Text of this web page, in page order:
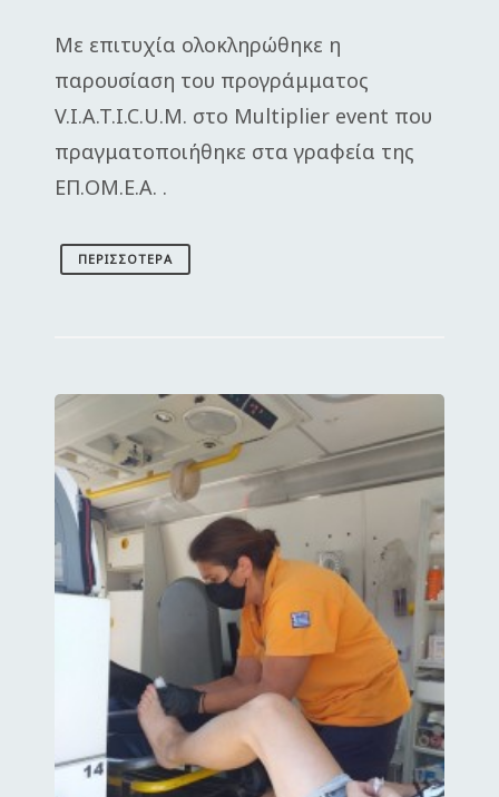
Με επιτυχία ολοκληρώθηκε η
παρουσίαση του προγράμματος
V.I.A.T.I.C.U.M. στο Multiplier event που
πραγματοποιήθηκε στα γραφεία της
ΕΠ.ΟΜ.Ε.Α. .
ΠΕΡΙΣΣΌΤΕΡΑ